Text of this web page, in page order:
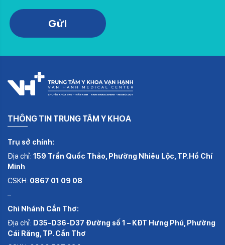
THÔNG TIN TRUNG TÂM Y KHOA
Trụ sở chính:
Địa chỉ: 159 Trần Quốc Thảo, Phường Nhiêu Lộc, TP.Hồ Chí
Minh
CSKH: 0867 01 09 08
–
Chi Nhánh Cần Thơ:
Địa chỉ: D35-D36-D37 Đường số 1 – KĐT Hưng Phú, Phường
Cái Răng, TP. Cần Thơ
Please leave this field empty.
Gửi